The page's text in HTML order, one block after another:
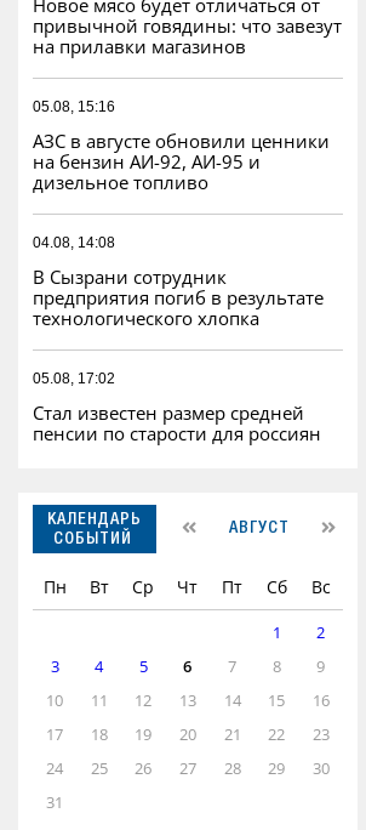
Новое мясо будет отличаться от
привычной говядины: что завезут
на прилавки магазинов
05.08, 15:16
АЗС в августе обновили ценники
на бензин АИ-92, АИ-95 и
дизельное топливо
04.08, 14:08
В Сызрани сотрудник
предприятия погиб в результате
технологического хлопка
05.08, 17:02
Стал известен размер средней
пенсии по старости для россиян
КАЛЕНДАРЬ
СОБЫТИЙ
АВГУСТ
Пн Вт Ср Чт Пт Сб Вс
1
2
3
4 5 6 7 8
9
10
11 12 13 14 15
16
17
18 19 20 21 22
23
24
25 26 27 28 29
30
31